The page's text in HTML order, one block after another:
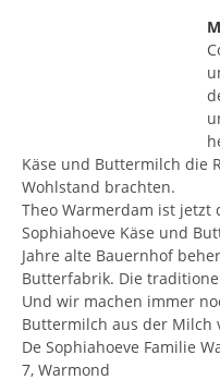
Käse und Buttermilch die
Wohlstand brachten.
Theo Warmerdam ist jetzt
Sophiahoeve Käse und
Jahre alte Bauernhof
Butterfabrik. Die
Und wir machen immer
Buttermilch aus der Milch
De Sophiahoeve Familie
7, Warmond